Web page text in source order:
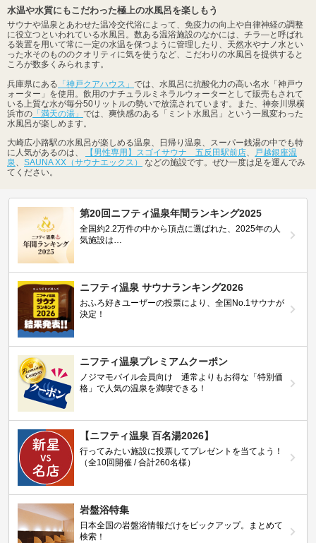
水温や水質にもこだわった極上の水風呂を楽しもう
サウナや温泉とあわせた温冷交代浴によって、免疫力の向上や自律神経の調整
に役立つといわれている水風呂。数ある温浴施設のなかには、チラ―と呼ばれ
る装置を用いて常に一定の水温を保つように管理したり、天然水やナノ水とい
った水そのもののクオリティに気を使うなど、こだわりの水風呂を提供すると
ころが数多くみられます。
兵庫県にある 「神戸クアハウス」 では、水風呂に抗酸化力の高い名水「神戸ウ
ォーター」を使用。飲用のナチュラルミネラルウォーターとして販売もされて
いる上質な水が毎分50リットルの勢いで放流されています。また、神奈川県横
浜市の 「満天の湯」 では、爽快感のある「ミント水風呂」という一風変わった
水風呂が楽しめます。
大崎広小路駅の水風呂が楽しめる温泉、日帰り温泉、スーパー銭湯の中でも特
に人気があるのは、
【男性専用】スゴイサウナ 五反田駅前店
戸越銀座温
泉
SAUNA XX（サウナエックス）
などの施設です。ぜひ一度は足を運んでみ
てください。
第20回ニフティ温泉年間ランキング2025
全国約2.2万件の中から頂点に選ばれた、2025年の人
気施設は…
ニフティ温泉 サウナランキング2026
おふろ好きユーザーの投票により、全国No.1サウナが
決定！
ニフティ温泉プレミアムクーポン
ノジマモバイル会員向け 通常よりもお得な「特別価
格」で人気の温泉を満喫できる！
【ニフティ温泉 百名湯2026】
行ってみたい施設に投票してプレゼントを当てよう！
（全10回開催 / 合計260名様）
岩盤浴特集
日本全国の岩盤浴情報だけをピックアップ。まとめて
検索！